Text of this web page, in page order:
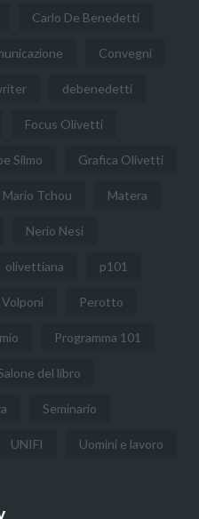
Carlo De Benedetti
Convegni
debenedetti
Focus Olivetti
Silmo Grafica Olivetti
Mario Tchou Matera
Nerio Nesi
olivettiana p101
Volponi Perotto
Programma 101
del libro
Seminario
UNIFI Uomini e lavoro